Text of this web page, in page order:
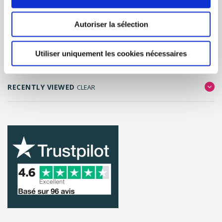
Autoriser la sélection
Utiliser uniquement les cookies nécessaires
FILTER RESULTS
RECENTLY VIEWED CLEAR